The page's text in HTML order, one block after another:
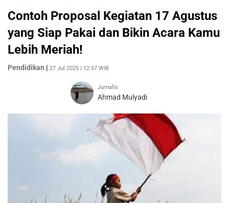
Contoh Proposal Kegiatan 17 Agustus
yang Siap Pakai dan Bikin Acara Kamu
Lebih Meriah!
Pendidikan | 27 Jul 2025 | 12:57 WIB
Jurnalis
Ahmad Mulyadi